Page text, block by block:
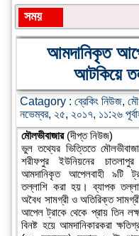
সময়
শিরোনাম:
আমদানিকৃত
আটকিয়ে
Catagory :ব্রেকিং নিউজ,
নভেম্বর, ২৫, ২০১৭, ১১:২৬
মৌলভীবাজার(দীপ্ত নিউজ)
ভুল তথ্যের ভিত্তিতে
শরীফপুর ইউনিয়নের
আমদানিকৃত আপেলবাহী ৯টি
তল্লাশি করা হয়। ব্যাপক
অবৈধ সামগ্রী ও অতিরিক্ত সামগ্রী
আপেল ট্রাকে থেকে প্রায় তিন
বিনষ্ট হয়ে আমদানিকারকরা